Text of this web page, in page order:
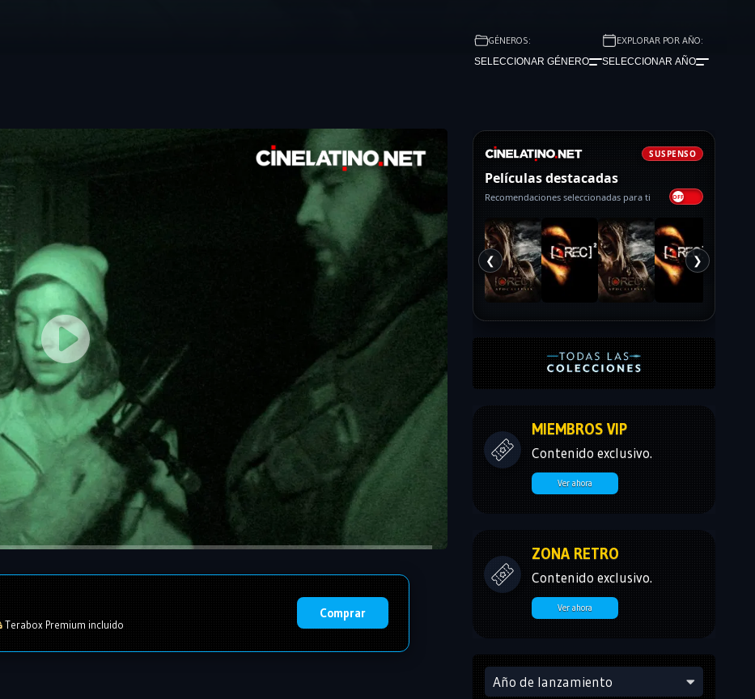
GÉNEROS:
SELECCIONAR GÉNERO
EXPLORAR POR AÑO:
SELECCIONAR AÑO
Terabox Premium incluido
Comprar
SUSPENSO
Películas destacadas
Recomendaciones seleccionadas para ti
❮ ❯
MIEMBROS VIP
Contenido exclusivo.
Ver ahora
ZONA RETRO
Contenido exclusivo.
Ver ahora
Año de lanzamiento